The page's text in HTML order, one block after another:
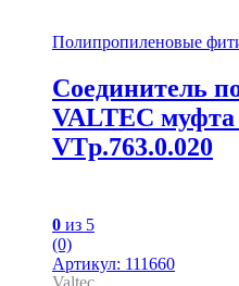
Полипропиленовые
Соединитель
VALTEC
VTp.763.0.020
0 из 5
(0)
Артикул: 111660
Valtec